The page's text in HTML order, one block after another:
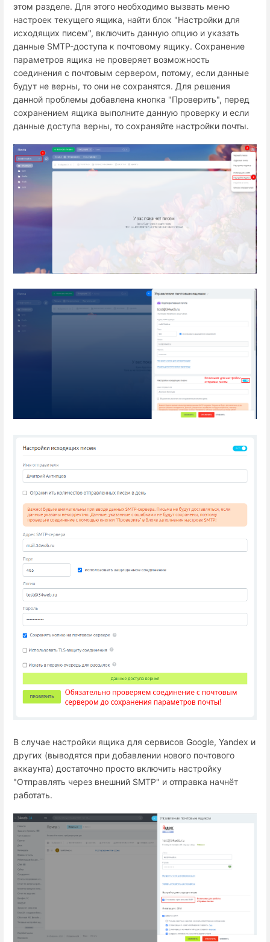
этом разделе. Для этого необходимо вызвать меню
настроек текущего ящика, найти блок "Настройки для
исходящих писем", включить данную опцию и указать
данные SMTP-доступа к почтовому ящику. Сохранение
параметров ящика не проверяет возможность
соединения с почтовым сервером, потому, если данные
будут не верны, то они не сохранятся. Для решения
данной проблемы добавлена кнопка "Проверить", перед
сохранением ящика выполните данную проверку и если
данные доступа верны, то сохраняйте настройки почты.
В случае настройки ящика для сервисов Google, Yandex и
других (выводятся при добавлении нового почтового
аккаунта) достаточно просто включить настройку
"Отправлять через внешний SMTP" и отправка начнёт
работать.